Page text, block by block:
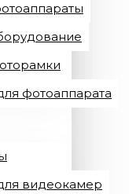
фотоаппарата
видеокамер